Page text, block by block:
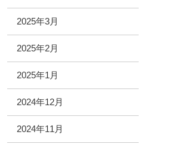
2025年3月
2025年2月
2025年1月
2024年12月
2024年11月